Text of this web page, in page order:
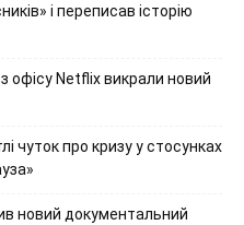
і переписав історію
офісу Netflix викрали новий
чуток про кризу у стосунках
новий документальний